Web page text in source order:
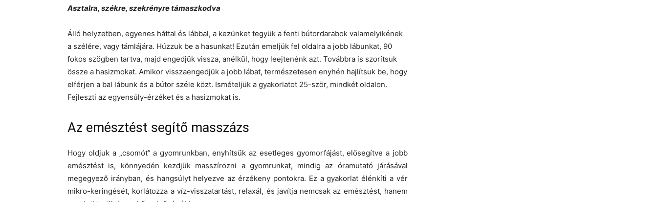
Asztalra, székre, szekrényre támaszkodva
Álló helyzetben, egyenes háttal és lábbal, a kezünket tegyük a fenti bútordarabok valamelyikének
a szélére, vagy támlájára. Húzzuk be a hasunkat! Ezután emeljük fel oldalra a jobb lábunkat, 90
fokos szögben tartva, majd engedjük vissza, anélkül, hogy leejtenénk azt. Továbbra is szorítsuk
össze a hasizmokat. Amikor visszaengedjük a jobb lábat, természetesen enyhén hajlítsuk be, hogy
elférjen a bal lábunk és a bútor széle közt. Ismételjük a gyakorlatot 25-ször, mindkét oldalon.
Fejleszti az egyensúly-érzéket és a hasizmokat is.
Az emésztést segítő masszázs
Hogy oldjuk a „csomót” a gyomrunkban, enyhítsük az esetleges gyomorfájást, elősegítve a jobb
emésztést is, könnyedén kezdjük masszírozni a gyomrunkat, mindig az óramutató járásával
megegyező irányban, és hangsúlyt helyezve az érzékeny pontokra. Ez a gyakorlat élénkíti a vér
mikro-keringését, korlátozza a víz-visszatartást, relaxál, és javítja nemcsak az emésztést, hanem